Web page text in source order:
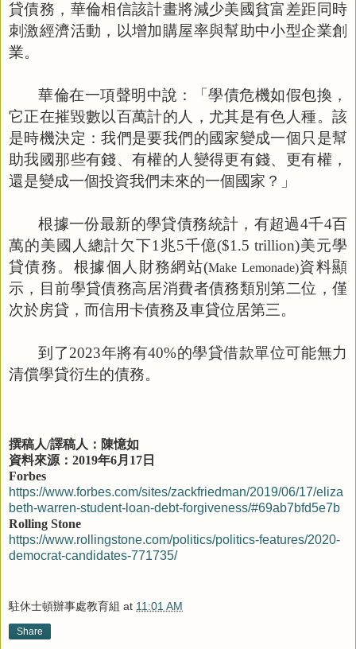
貸債務，華倫相信該計畫將減少美國貧富差距同時
刺激經濟活動，以增加購屋率與幫助中小型企業創
業。
華倫在一項聲明中說：「學債危機如假包換，
它正在摧毀數以百萬計的人，尤其是有色人種。該
是時機決定：我們是要我們的國家變成一個只是幫
助我國那些有錢、有權的人變得更有錢、更有權，
還是變成一個投資我們未來的一個國家？」
根據一份最新的學貸債務統計，有超過4千4百
萬的美國人總計欠下1 兆5千億($1.5 trillion)美元學
貸債務。根據個人財務網站(Make Lemonade)資料顯
示，目前學貸債務高居消費者債務類別第二位，僅
次於房貸，而信用卡債務及車貸位居第三。
到了2023年將有40%的學貸借款單位可能無力
清償學貸衍生的債務。
撰稿人/譯稿人：陳憶如
資料來源： 2019年6月 17 日
Forbes
https://www.forbes.com/sites/zackfriedman/2019/06/17/eliza
beth-warren-student-loan-debt-forgiveness/#69ab7bfd5e7b
Rolling Stone
https://www.rollingstone.com/politics/politics-features/2020-
democrat-candidates-771735/
駐休士頓辦事處教育組 at 11:01 AM
Share